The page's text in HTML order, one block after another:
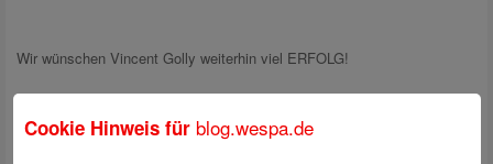
Wir wünschen Vincent Golly weiterhin viel ERFOLG!
Cookie Hinweis für blog.wespa.de